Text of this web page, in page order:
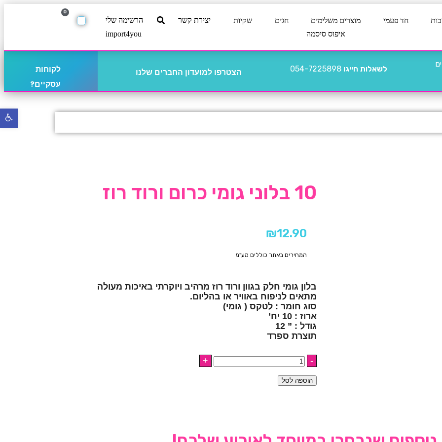
חד פעמי מוצרים משלימים חגים שקיות יצירת קשר
הרשימה שלי
איפוס סיסמה import4you
0
לשאלות חייגו 054-7225898 הצטרפו למועדון החברים שלנו
לקוחות
עסקיים?
10 בלוני גומי כרום ורוד רוז
₪12.90
המחירים באתר כוללים מע"מ
בלון גומי חלק בגוון ורוד רוז מרהיב ויוקרתי באיכות מעולה
מתאים לניפוח באוויר או בהליום.
סוג חומר : לטקס ( גומי)
ארוז : 10 יח’
גודל : ” 12
תוצרת ספרד
הוספה לסל
פתח